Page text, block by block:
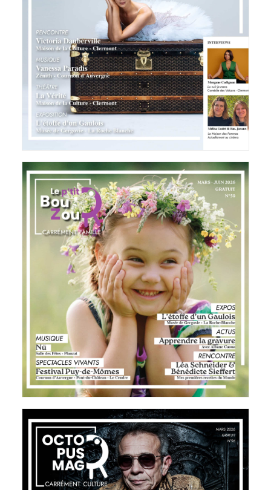
Octopus Magazine
23 mars 2026
LIRE LA SUITE
Le P'tit BouZou
15 mars 2026
LIRE LA SUITE